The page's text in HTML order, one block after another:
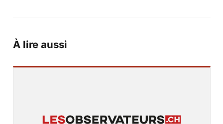
À lire aussi